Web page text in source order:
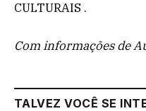
CULTURAIS .
Com informações de
TALVEZ VOCÊ SE